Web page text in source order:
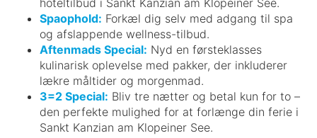
Spaophold: Forkæl dig selv med adgang til spa
og afslappende wellness-tilbud.
Aftenmads Special: Nyd en førsteklasses
kulinarisk oplevelse med pakker, der inkluderer
lækre måltider og morgenmad.
3=2 Special: Bliv tre nætter og betal kun for to –
den perfekte mulighed for at forlænge din ferie i
Sankt Kanzian am Klopeiner See.